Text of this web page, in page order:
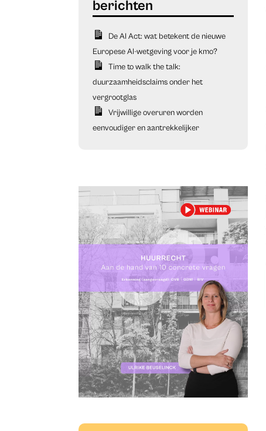
De AI Act: wat betekent de nieuwe
Europese AI-wetgeving voor je kmo?
Time to walk the talk:
duurzaamheidsclaims onder het
vergrootglas
Vrijwillige overuren worden
eenvoudiger en aantrekkelijker